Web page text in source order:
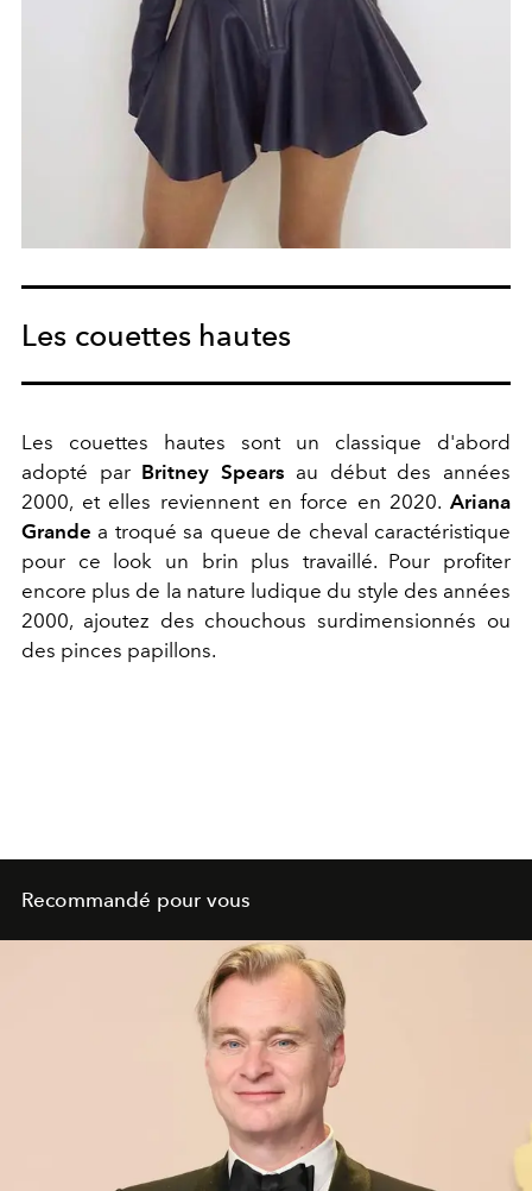
Les couettes hautes
Les couettes hautes sont un classique d'abord
adopté par Britney Spears au début des années
2000, et elles reviennent en force en 2020. Ariana
Grande a troqué sa queue de cheval caractéristique
pour ce look un brin plus travaillé. Pour profiter
encore plus de la nature ludique du style des années
2000, ajoutez des chouchous surdimensionnés ou
des pinces papillons.
Recommandé pour vous